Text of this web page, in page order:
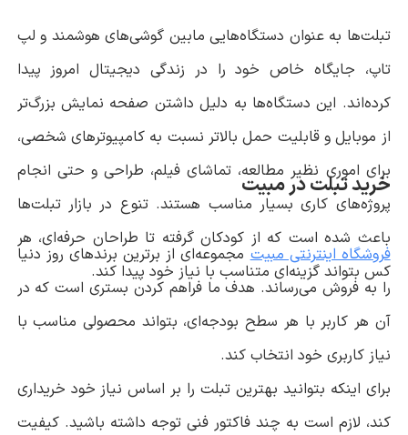
تبلت‌ها به عنوان دستگاه‌هایی مابین گوشی‌های هوشمند و لپ
تاپ، جایگاه خاص خود را در زندگی دیجیتال امروز پیدا
کرده‌اند. این دستگاه‌ها به دلیل داشتن صفحه نمایش بزرگ‌تر
از موبایل و قابلیت حمل بالاتر نسبت به کامپیوترهای شخصی،
برای اموری نظیر مطالعه، تماشای فیلم، طراحی و حتی انجام
پروژه‌های کاری بسیار مناسب هستند. تنوع در بازار تبلت‌ها
باعث شده است که از کودکان گرفته تا طراحان حرفه‌ای، هر
کس بتواند گزینه‌ای متناسب با نیاز خود پیدا کند.
خرید تبلت در مبیت
فروشگاه اینترنتی مبیتمجموعه‌ای از برترین برندهای روز دنیا
را به فروش می‌رساند. هدف ما فراهم کردن بستری است که در
آن هر کاربر با هر سطح بودجه‌ای، بتواند محصولی مناسب با
نیاز کاربری خود انتخاب کند.
برای اینکه بتوانید بهترین تبلت را بر اساس نیاز خود خریداری
کند، لازم است به چند فاکتور فنی توجه داشته باشید. کیفیت